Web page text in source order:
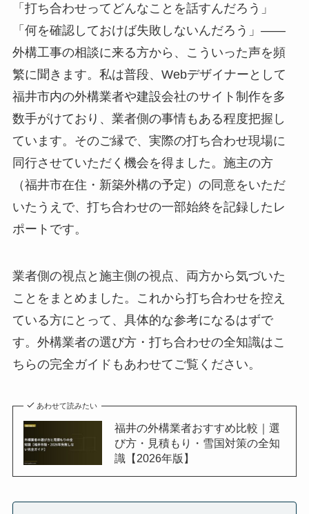
「打ち合わせってどんなことを話すんだろう」
「何を確認しておけば失敗しないんだろう」――
外構工事の相談に来る方から、こういった声を頻
繁に聞きます。私は普段、Webデザイナーとして
福井市内の外構業者や建設会社のサイト制作を多
数手がけており、業者側の事情もある程度把握し
ています。そのご縁で、実際の打ち合わせ現場に
同行させていただく機会を得ました。施主の方
（福井市在住・新築外構の予定）の同意をいただ
いたうえで、打ち合わせの一部始終を記録したレ
ポートです。
業者側の視点と施主側の視点、両方から気づいた
ことをまとめました。これから打ち合わせを控え
ている方にとって、具体的な参考になるはずで
す。外構業者の選び方・打ち合わせの全知識はこ
ちらの完全ガイドもあわせてご覧ください。
あわせて読みたい
福井の外構業者おすすめ比較｜選
び方・見積もり・雪国対策の全知
識【2026年版】